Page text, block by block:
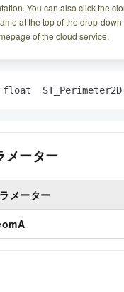
You can also click the
at the top of the drop-down
of the cloud service.
float
メーター
メーター